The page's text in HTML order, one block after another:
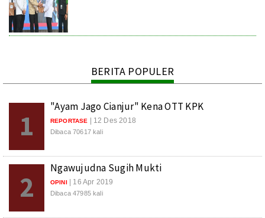
BERITA POPULER
1
"Ayam Jago Cianjur" Kena OTT KPK
REPORTASE | 12 Des 2018
Dibaca 70617 kali
2
Ngawujudna Sugih Mukti
OPINI | 16 Apr 2019
Dibaca 47985 kali